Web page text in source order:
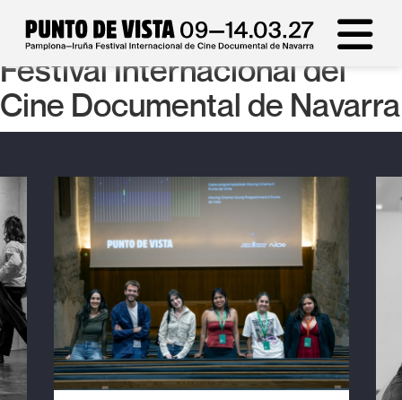
Punto de Vista Festival -
Festival Internacional del
Cine Documental de Navarra